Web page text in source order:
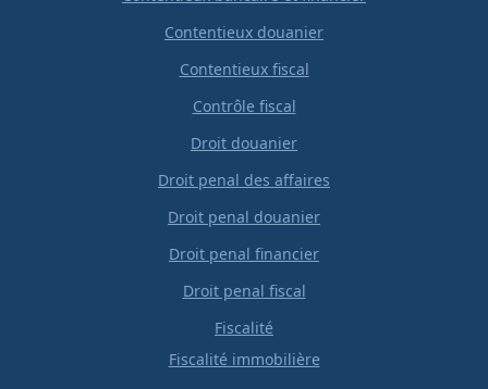
Contentieux douanier
Contentieux fiscal
Contrôle fiscal
Droit douanier
Droit penal des affaires
Droit penal douanier
Droit penal financier
Droit penal fiscal
Fiscalité
Fiscalité immobilière